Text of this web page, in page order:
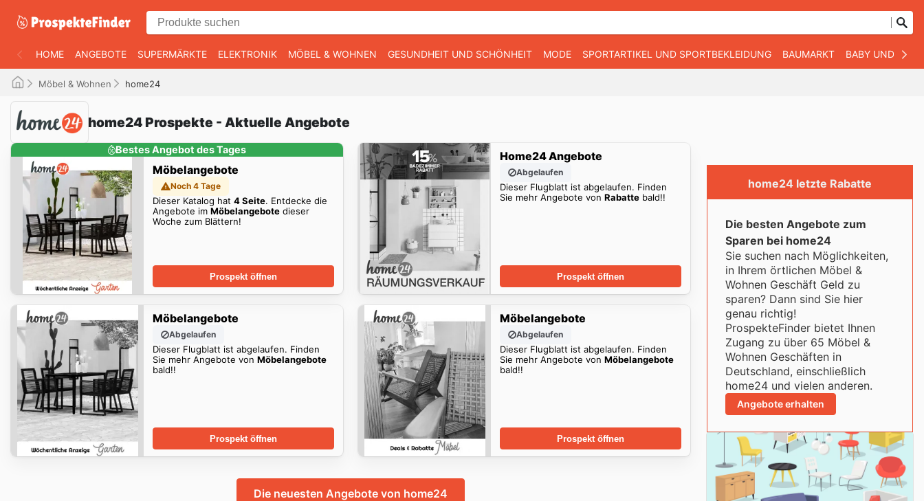
HOME ANGEBOTE SUPERMÄRKTE ELEKTRONIK MÖBEL & WOHNEN GESUNDHEIT UND SCHÖNHEIT MODE SPORTARTIKEL UND SPORTBEKLEIDUNG BAUMARKT BABY UND KIND
Möbel & Wohnen home24
home24 Prospekte - Aktuelle Angebote
Bestes Angebot des Tages
Möbelangebote
Noch 4 Tage
Dieser Katalog hat 4 Seite. Entdecke die
Angebote im Möbelangebotedieser
Woche zum Blättern!
Prospekt öffnen
Home24 Angebote
Abgelaufen
Dieser Flugblatt ist abgelaufen. Finden
Sie mehr Angebote vonRabatte bald!!
Prospekt öffnen
Möbelangebote
Abgelaufen
Dieser Flugblatt ist abgelaufen. Finden
Sie mehr Angebote von Möbelangebote
bald!!
Prospekt öffnen
Möbelangebote
Abgelaufen
Dieser Flugblatt ist abgelaufen. Finden
Sie mehr Angebote vonMöbelangebote
bald!!
Prospekt öffnen
Die neuesten Angebote von home24
home24 letzte Rabatte
Die besten Angebote zum
Sparen bei home24
Sie suchen nach Möglichkeiten,
in Ihrem örtlichen Möbel &
Wohnen Geschäft Geld zu
sparen? Dann sind Sie hier
genau richtig!
ProspekteFinder bietet Ihnen
Zugang zu über 65 Möbel &
Wohnen Geschäften in
Deutschland, einschließlich
home24 und vielen anderen.
Angebote erhalten